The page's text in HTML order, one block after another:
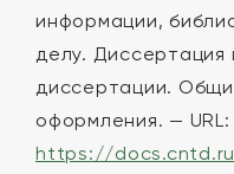
информации,
делу. Диссертация
диссертации.
оформления. — URL:
https://